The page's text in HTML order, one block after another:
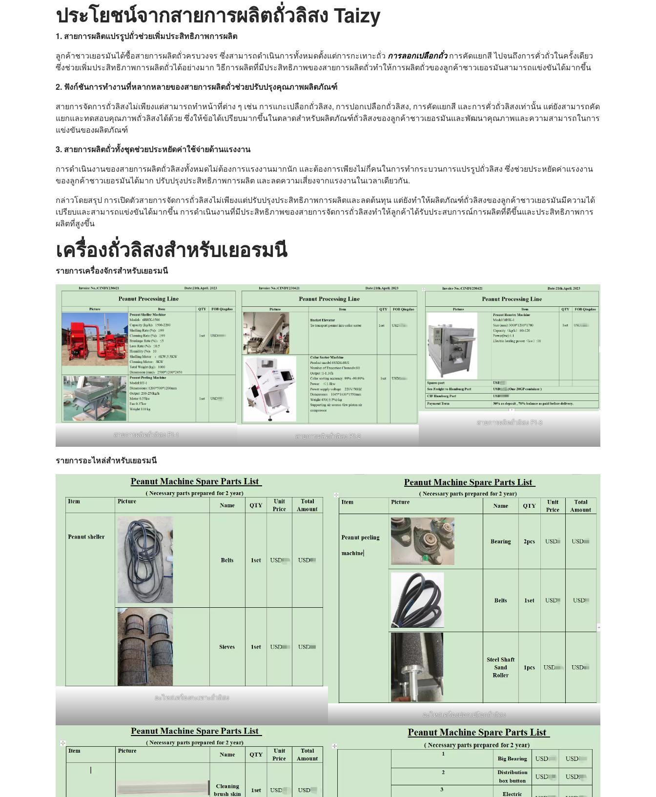
ประโยชน์จากสายการผลิตถั่วลิสง Taizy
1. สายการผลิตแปรรูปถั่วช่วยเพิ่มประสิทธิภาพการผลิต
ลูกค้าชาวเยอรมันได้ซื้อสายการผลิตถั่วครบวงจร ซึ่งสามารถดำเนินการทั้งหมดตั้งแต่การกะเทาะถั่ว การลอกเปลือกถั่วการคัดแยกสี ไปจนถึงการคั่วถั่วในครั้งเดียว
ซึ่งช่วยเพิ่มประสิทธิภาพการผลิตถั่วได้อย่างมาก วิธีการผลิตที่มีประสิทธิภาพของสายการผลิตถั่วทำให้การผลิตถั่วของลูกค้าชาวเยอรมันสามารถแข่งขันได้มากขึ้น
2. ฟังก์ชันการทำงานที่หลากหลายของสายการผลิตถั่วช่วยปรับปรุงคุณภาพผลิตภัณฑ์
สายการจัดการถั่วลิสงไม่เพียงแต่สามารถทำหน้าที่ต่าง ๆ เช่น การแกะเปลือกถั่วลิสง, การปอกเปลือกถั่วลิสง, การคัดแยกสี และการคั่วถั่วลิสงเท่านั้น แต่ยังสามารถคัด
แยกและทดสอบคุณภาพถั่วลิสงได้ด้วย ซึ่งให้ข้อได้เปรียบมากขึ้นในตลาดสำหรับผลิตภัณฑ์ถั่วลิสงของลูกค้าชาวเยอรมันและพัฒนาคุณภาพและความสามารถในการ
แข่งขันของผลิตภัณฑ์
3. สายการผลิตถั่วทั้งชุดช่วยประหยัดค่าใช้จ่ายด้านแรงงาน
การดำเนินงานของสายการผลิตถั่วลิสงทั้งหมดไม่ต้องการแรงงานมากนัก และต้องการเพียงไม่กี่คนในการทำกระบวนการแปรรูปถั่วลิสง ซึ่งช่วยประหยัดค่าแรงงาน
ของลูกค้าชาวเยอรมันได้มาก ปรับปรุงประสิทธิภาพการผลิต และลดความเสี่ยงจากแรงงานในเวลาเดียวกัน.
กล่าวโดยสรุป การเปิดตัวสายการจัดการถั่วลิสงไม่เพียงแต่ปรับปรุงประสิทธิภาพการผลิตและลดต้นทุน แต่ยังทำให้ผลิตภัณฑ์ถั่วลิสงของลูกค้าชาวเยอรมันมีความได้
เปรียบและสามารถแข่งขันได้มากขึ้น การดำเนินงานที่มีประสิทธิภาพของสายการจัดการถั่วลิสงทำให้ลูกค้าได้รับประสบการณ์การผลิตที่ดีขึ้นและประสิทธิภาพการ
ผลิตที่สูงขึ้น
เครื่องถั่วลิสงสำหรับเยอรมนี
รายการเครื่องจักรสำหรับเยอรมนี
สายการผลิตถั่วลิสง PI-1 สายการผลิตถั่วลิสง PI-2
สายการผลิตถั่วลิสง PI-3
รายการอะไหล่สำหรับเยอรมนี
อะไหล่เครื่องกะเทาะถั่วลิสง
อะไหล่เครื่องปอกเปลือกถั่วลิสง